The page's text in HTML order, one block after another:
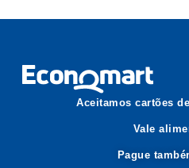
Aceitamos cartões
Vale
Pague